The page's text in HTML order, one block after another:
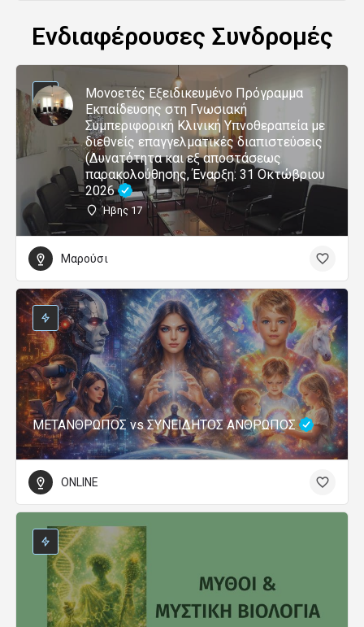
Ενδιαφέρουσες Συνδρομές
Μονοετές Εξειδικευμένο Πρόγραμμα
Εκπαίδευσης στη Γνωσιακή
Συμπεριφορική Κλινική Υπνοθεραπεία με
διεθνείς επαγγελματικές διαπιστεύσεις
(Δυνατότητα και εξ αποστάσεως
παρακολούθησης, Έναρξη: 31 Οκτώβριου
2026
Ήβης 17
Μαρούσι
ΜΕΤΑΝΘΡΩΠΟΣ vs ΣΥΝΕΙΔΗΤΟΣ ΑΝΘΡΩΠΟΣ
ONLINE